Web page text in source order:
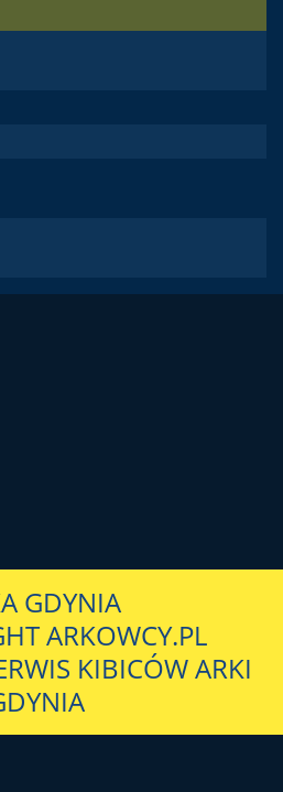
GDYNIA
ARKOWCY.PL
KIBICÓW ARKI